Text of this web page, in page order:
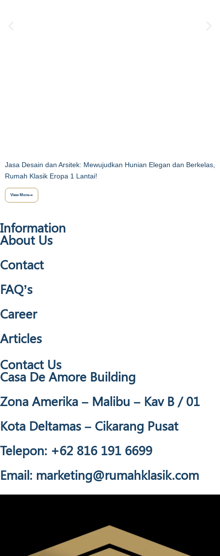
Jasa Desain dan Arsitek: Mewujudkan Hunian Elegan dan Berkelas,
Rumah Klasik Eropa 1 Lantai!
View More
Information
About Us
Contact
FAQ’s
Career
Articles
Contact Us
Casa De Amore Building
Zona Amerika – Malibu – Kav B / 01
Kota Deltamas – Cikarang Pusat
Telepon: +62 816 191 6699
Email: marketing@rumahklasik.com